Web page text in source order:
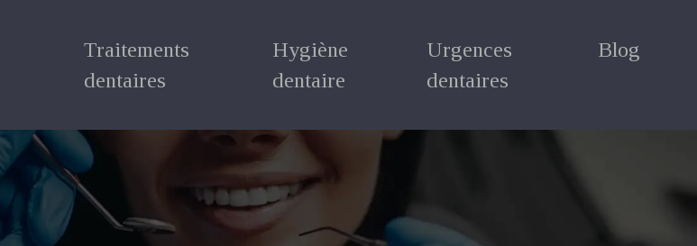
Traitements
dentaires
Hygiène
dentaire
Urgences
dentaires
Blog